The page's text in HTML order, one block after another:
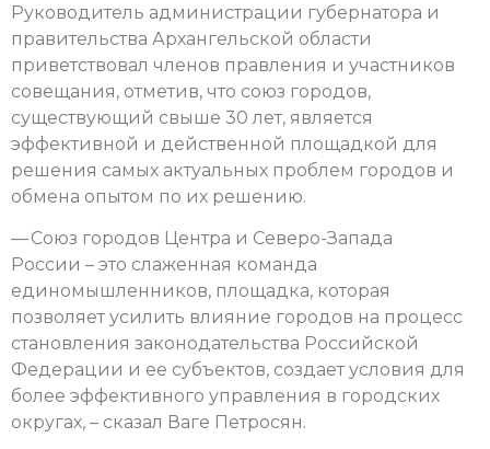
Руководитель администрации губернатора и
правительства Архангельской области
приветствовал членов правления и участников
совещания, отметив, что союз городов,
существующий свыше 30 лет, является
эффективной и действенной площадкой для
решения самых актуальных проблем городов и
обмена опытом по их решению.
— Союз городов Центра и Северо-Запада
России – это слаженная команда
единомышленников, площадка, которая
позволяет усилить влияние городов на процесс
становления законодательства Российской
Федерации и ее субъектов, создает условия для
более эффективного управления в городских
округах, – сказал Ваге Петросян.